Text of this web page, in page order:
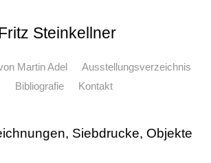
Steinkellner
Martin Adel
Ausstellungsverzeichnis
Bibliografie
Kontakt
Siebdrucke, Objekte